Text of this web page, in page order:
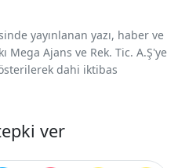
yayınlanan yazı, haber ve
Ajans ve Rek. Tic. A.Ş'ye
dahi iktibas
ver